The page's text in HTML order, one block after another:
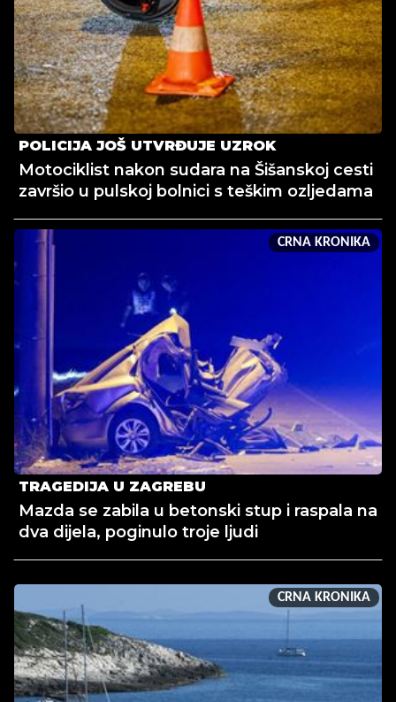
POLICIJA JOŠ UTVRĐUJE UZROK
Motociklist nakon sudara na Šišanskoj cesti
završio u pulskoj bolnici s teškim ozljedama
CRNA KRONIKA
TRAGEDIJA U ZAGREBU
Mazda se zabila u betonski stup i raspala na
dva dijela, poginulo troje ljudi
CRNA KRONIKA